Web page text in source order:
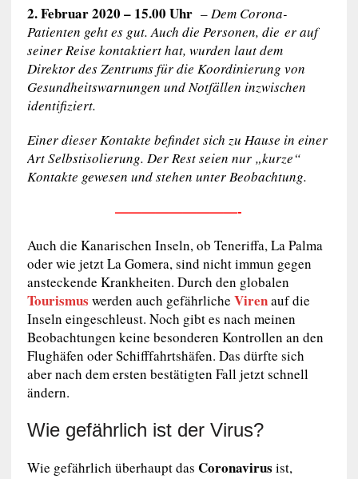
2. Februar 2020 – 15.00 Uhr–Dem Corona-
Patienten geht es gut. Auch die Personen, die er auf
seiner Reise kontaktiert hat, wurden laut dem
Direktor des Zentrums für die Koordinierung von
Gesundheitswarnungen und Notfällen inzwischen
identifiziert.
Einer dieser Kontakte befindet sich zu Hause in einer
Art Selbstisolierung. Der Rest seien nur „kurze“
Kontakte gewesen und stehen unter Beobachtung.
—————————-
Auch die Kanarischen Inseln, ob Teneriffa, La Palma
oder wie jetzt La Gomera, sind nicht immun gegen
ansteckende Krankheiten. Durch den globalen
Tourismus werden auch gefährliche Virenauf die
Inseln eingeschleust. Noch gibt es nach meinen
Beobachtungen keine besonderen Kontrollen an den
Flughäfen oder Schifffahrtshäfen. Das dürfte sich
aber nach dem ersten bestätigten Fall jetzt schnell
ändern.
Wie gefährlich ist der Virus?
Wie gefährlich überhaupt das Coronavirus ist,